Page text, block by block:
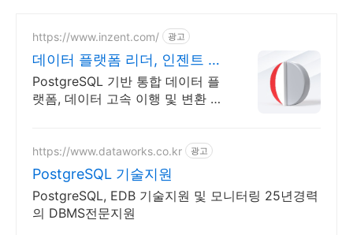
https://www.inzent.com/ 광고
데이터 플랫폼 리더, 인젠트 필
수 기능 통합 제공
PostgreSQL 기반 통합 데이터 플
랫폼, 데이터 고속 이행 및 변환 솔
https://www.dataworks.co.kr 광고
PostgreSQL 기술지원
PostgreSQL, EDB 기술지원 및 모니터링 25년경력
의 DBMS전문지원